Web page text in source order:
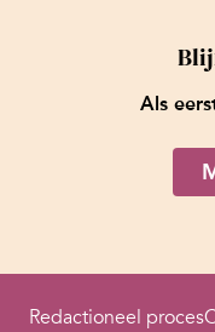
Als
Redactioneel proces